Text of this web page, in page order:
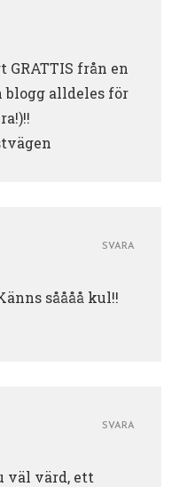
GRATTIS från en
blogg alldeles för
såååå kul!!
SVARA
väl värd, ett
SVARA